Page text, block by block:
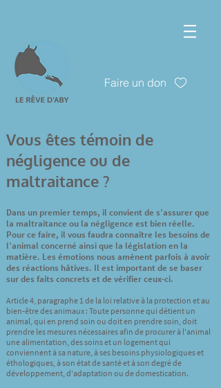
Faire un don
Vous êtes témoin de
négligence ou de
maltraitance ?
Dans un premier temps, il convient de s’assurer que
la maltraitance ou la négligence est bien réelle.
Pour ce faire, il vous faudra connaître les besoins de
l’animal concerné ainsi que la législation en la
matière. Les émotions nous amènent parfois à avoir
des réactions hâtives. Il est important de se baser
sur des faits concrets et de vérifier ceux-ci.
Article 4, paragraphe 1 de la loi relative à la protection et au
bien-être des animaux : Toute personne qui détient un
animal, qui en prend soin ou doit en prendre soin, doit
prendre les mesures nécessaires afin de procurer à l'animal
une alimentation, des soins et un logement qui
conviennent à sa nature, à ses besoins physiologiques et
éthologiques, à son état de santé et à son degré de
développement, d'adaptation ou de domestication.